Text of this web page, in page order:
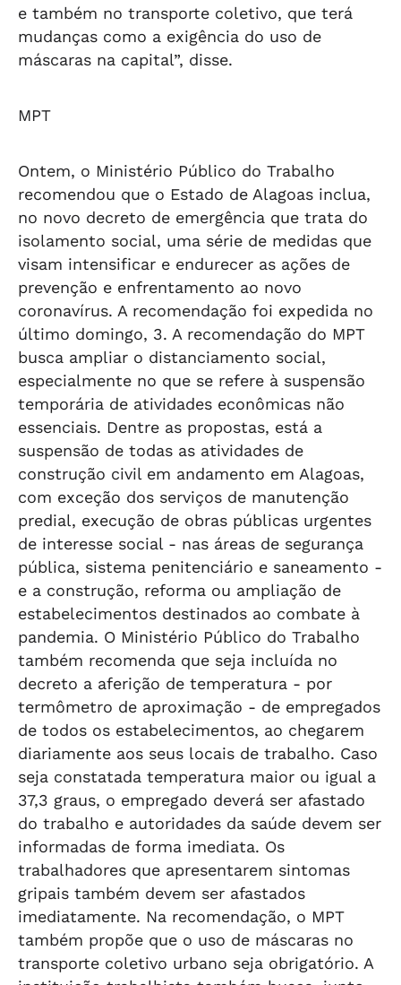
e também no transporte coletivo, que terá
mudanças como a exigência do uso de
máscaras na capital”, disse.
MPT
Ontem, o Ministério Público do Trabalho
recomendou que o Estado de Alagoas inclua,
no novo decreto de emergência que trata do
isolamento social, uma série de medidas que
visam intensificar e endurecer as ações de
prevenção e enfrentamento ao novo
coronavírus. A recomendação foi expedida no
último domingo, 3. A recomendação do MPT
busca ampliar o distanciamento social,
especialmente no que se refere à suspensão
temporária de atividades econômicas não
essenciais. Dentre as propostas, está a
suspensão de todas as atividades de
construção civil em andamento em Alagoas,
com exceção dos serviços de manutenção
predial, execução de obras públicas urgentes
de interesse social - nas áreas de segurança
pública, sistema penitenciário e saneamento -
e a construção, reforma ou ampliação de
estabelecimentos destinados ao combate à
pandemia. O Ministério Público do Trabalho
também recomenda que seja incluída no
decreto a aferição de temperatura - por
termômetro de aproximação - de empregados
de todos os estabelecimentos, ao chegarem
diariamente aos seus locais de trabalho. Caso
seja constatada temperatura maior ou igual a
37,3 graus, o empregado deverá ser afastado
do trabalho e autoridades da saúde devem ser
informadas de forma imediata. Os
trabalhadores que apresentarem sintomas
gripais também devem ser afastados
imediatamente. Na recomendação, o MPT
também propõe que o uso de máscaras no
transporte coletivo urbano seja obrigatório. A